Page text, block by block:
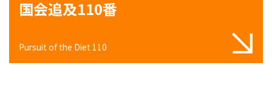
国会追及110番
Pursuit of the Diet 110